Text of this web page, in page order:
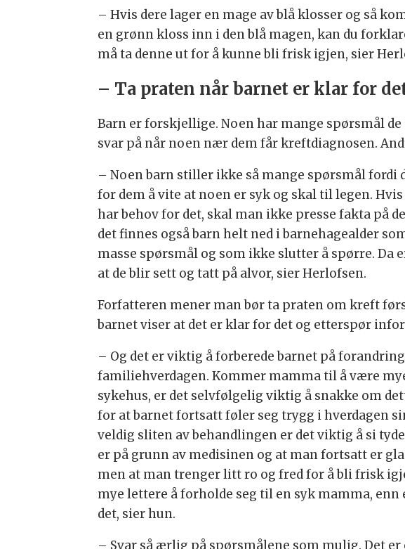
– Hvis dere lager en mage av blå klosser og så
en grønn kloss inn i den blå magen, kan du
må ta denne ut for å kunne bli frisk igjen, sier
– Ta praten når barnet er klar for
Barn er forskjellige. Noen har mange spørsmål
svar på når noen nær dem får kreftdiagnosen.
– Noen barn stiller ikke så mange spørsmål fordi
for dem å vite at noen er syk og skal til legen.
har behov for det, skal man ikke presse fakta på
det finnes også barn helt ned i barnehagealder
masse spørsmål og som ikke slutter å spørre. Da
at de blir sett og tatt på alvor, sier Herlofsen.
Forfatteren mener man bør ta praten om kreft
barnet viser at det er klar for det og etterspør
– Og det er viktig å forberede barnet på
familiehverdagen. Kommer mamma til å være
sykehus, er det selvfølgelig viktig å snakke om
for at barnet fortsatt føler seg trygg i hverdagen
veldig sliten av behandlingen er det viktig å si
er på grunn av medisinen og at man fortsatt er
men at man trenger litt ro og fred for å bli frisk
mye lettere å forholde seg til en syk mamma,
det, sier hun.
– Svar så ærlig på spørsmålene som mulig. Det